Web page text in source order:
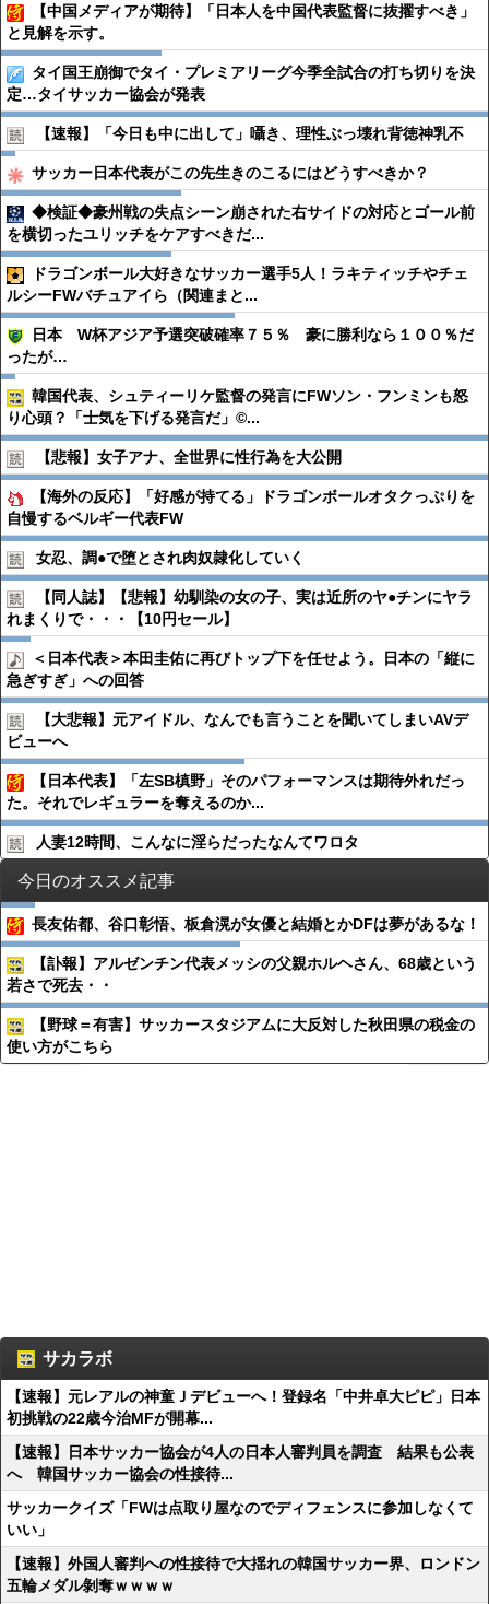
【中国メディアが期待】「日本人を中国代表監督に抜擢すべき」
と見解を示す。
タイ国王崩御でタイ・プレミアリーグ今季全試合の打ち切りを決
定…タイサッカー協会が発表
【速報】「今日も中に出して」囁き、理性ぶっ壊れ背徳神乳不
サッカー日本代表がこの先生きのこるにはどうすべきか？
◆検証◆豪州戦の失点シーン崩された右サイドの対応とゴール前
を横切ったユリッチをケアすべきだ...
ドラゴンボール大好きなサッカー選手5人！ラキティッチやチェ
ルシーFWバチュアイら（関連まと...
日本 W杯アジア予選突破確率７５％ 豪に勝利なら１００％だ
ったが…
韓国代表、シュティーリケ監督の発言にFWソン・フンミンも怒
り心頭？「士気を下げる発言だ」©...
【悲報】女子アナ、全世界に性行為を大公開
【海外の反応】「好感が持てる」ドラゴンボールオタクっぷりを
自慢するベルギー代表FW
女忍、調●︎で堕とされ肉奴隷化していく
【同人誌】【悲報】幼馴染の女の子、実は近所のヤ●︎チンにヤラ
れまくりで・・・【10円セール】
＜日本代表＞本田圭佑に再びトップ下を任せよう。日本の「縦に
急ぎすぎ」への回答
【大悲報】元アイドル、なんでも言うことを聞いてしまいAVデ
ビューへ
【日本代表】「左SB槙野」そのパフォーマンスは期待外れだっ
た。それでレギュラーを奪えるのか...
人妻12時間、こんなに淫らだったなんてワロタ
今日のオススメ記事
長友佑都、谷口彰悟、板倉滉が女優と結婚とかDFは夢があるな！
【訃報】アルゼンチン代表メッシの父親ホルヘさん、68歳という
若さで死去・・
【野球＝有害】サッカースタジアムに大反対した秋田県の税金の
使い方がこちら
サカラボ
【速報】元レアルの神童Ｊデビューへ！登録名「中井卓大ピピ」日本
初挑戦の22歳今治MFが開幕...
【速報】日本サッカー協会が4人の日本人審判員を調査 結果も公表
へ 韓国サッカー協会の性接待...
サッカークイズ「FWは点取り屋なのでディフェンスに参加しなくて
いい」
【速報】外国人審判への性接待で大揺れの韓国サッカー界、ロンドン
五輪メダル剝奪ｗｗｗｗ